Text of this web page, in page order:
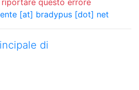
[at] bradypus [dot] net
di